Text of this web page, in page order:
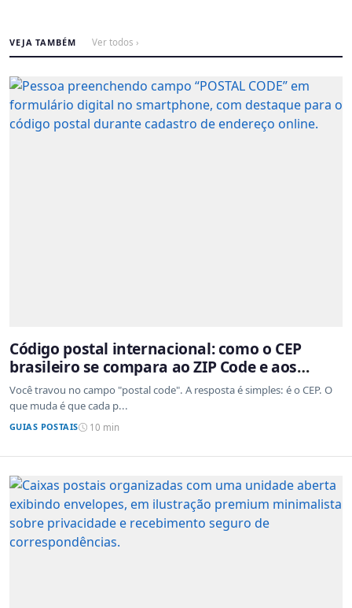
VEJA TAMBÉM Ver todos ›
Código postal internacional: como o CEP
brasileiro se compara ao ZIP Code e aos
sistemas de outros países
Você travou no campo "postal code". A resposta é simples: é o CEP. O
que muda é que cada p...
GUIAS POSTAIS 10 min